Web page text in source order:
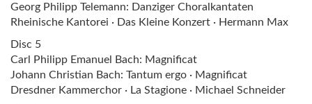
Georg Philipp Telemann: Danziger Choralkantaten
Rheinische Kantorei · Das Kleine Konzert · Hermann Max
Disc 5
Carl Philipp Emanuel Bach: Magnificat
Johann Christian Bach: Tantum ergo · Magnificat
Dresdner Kammerchor · La Stagione · Michael Schneider